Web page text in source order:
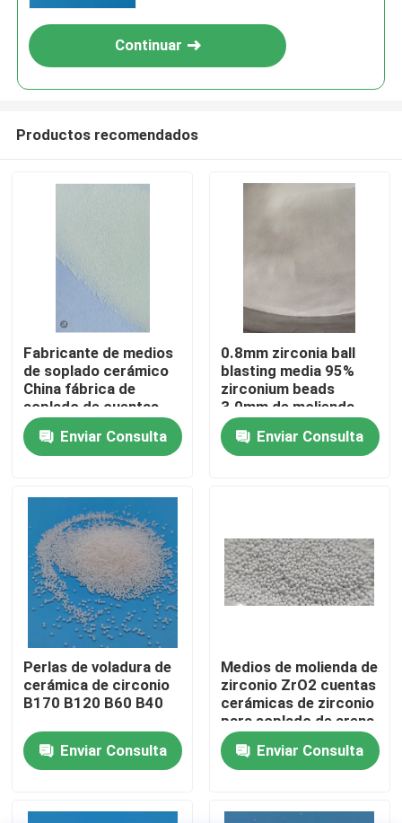
Productos
Sobre nosotros
Control de Calidad
Contacto
Solicitar una cotización
Medios de voladura de cerámica
Voladura de cerámica de la gota
Abrasivo de voladura de cerámica
Continuar
Productos recomendados
Fabricante de medios
de soplado cerámico
China fábrica de
soplado de cuentas
cerámicas
Enviar Consulta
0.8mm zirconia ball
blasting media 95%
zirconium beads
3.0mm de molienda
Enviar Consulta
Perlas de voladura de
cerámica de circonio
B170 B120 B60 B40
Enviar Consulta
Medios de molienda de
zirconio ZrO2 cuentas
cerámicas de zirconio
para soplado de arena
proveedor
Enviar Consulta